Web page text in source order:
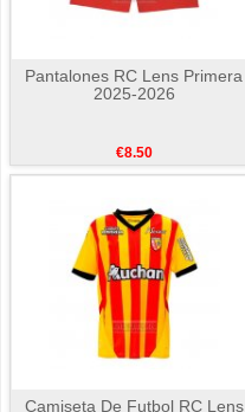
Pantalones RC Lens Primera
2025-2026
€8.50
Camiseta De Futbol RC Lens